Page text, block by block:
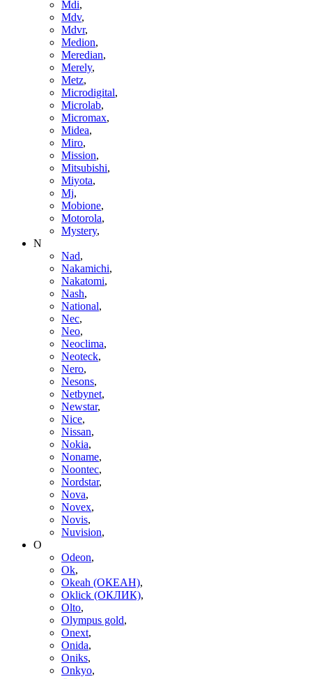
Mdi,
Mdv,
Mdvr,
Medion,
Meredian,
Merely,
Metz,
Microdigital,
Microlab,
Micromax,
Midea,
Miro,
Mission,
Mitsubishi,
Miyota,
Mj,
Mobione,
Motorola,
Mystery,
N
Nad,
Nakamichi,
Nakatomi,
Nash,
National,
Nec,
Neo,
Neoclima,
Neoteck,
Nero,
Nesons,
Netbynet,
Newstar,
Nice,
Nissan,
Nokia,
Noname,
Noontec,
Nordstar,
Nova,
Novex,
Novis,
Nuvision,
O
Odeon,
Ok,
Okeah (ОКЕАН),
Oklick (ОКЛИК),
Olto,
Olympus gold,
Onext,
Onida,
Oniks,
Onkyo,